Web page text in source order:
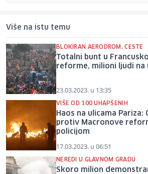
Više na istu temu
BLOKIRAN AERODROM, CESTE
Totalni bunt u
reforme, milioni ljudi na
23.03.2023. u 13:35
VIŠE OD 100 UHAPŠENIH
Haos na ulicama Pariza:
protiv Macronove
policijom
17.03.2023. u 06:51
NEREDI U GLAVNOM GRADU
Skoro milion